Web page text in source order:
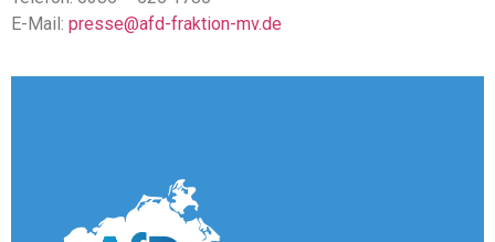
E-Mail: presse@afd-fraktion-mv.de